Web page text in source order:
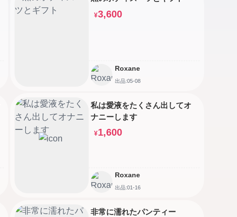
¥3,600
Roxane
出品:05-08
私は愛液をたくさん出してオ
ナニーします
¥1,600
Roxane
出品:01-16
非常に濡れたパンティー